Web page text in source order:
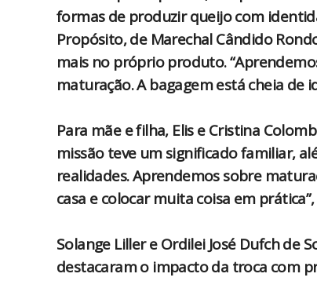
formas de produzir queijo com
Propósito, de Marechal Cândido
mais no próprio produto.
maturação. A bagagem está cheia de
Para mãe e filha, Elis e Cristina
missão teve um significado familiar,
realidades. Aprendemos sobre
casa e colocar muita coisa em
Solange Liller e Ordilei José Dufch de
destacaram o impacto da troca com